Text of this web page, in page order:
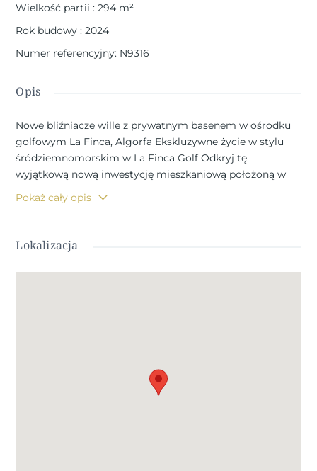
Wielkość partii: 294 m²
Rok budowy: 2024
Numer referencyjny: N9316
Opis
Nowe bliźniacze wille z prywatnym basenem w ośrodku
golfowym La Finca, Algorfa Ekskluzywne życie w stylu
śródziemnomorskim w La Finca Golf Odkryj tę
wyjątkową nową inwestycję mieszkaniową położoną w
prestiżowym ośrodku golfowym La Finca w Algorfa na
południowym wybrzeżu Costa Blanca. Możesz wybierać
basenem lub bliźniaczych lub wolnostojących willi z
prywatnymi basenami. Otoczona bujnymi fairwayami i
naturalnymi krajobrazami, ta społeczność oferuje
zamieszkanie. Nowoczesne bliźniacze wille z prywatnym
basenem Te pięknie zaprojektowane bliźniacze wille mają
Pokaż cały opis
Lokalizacja